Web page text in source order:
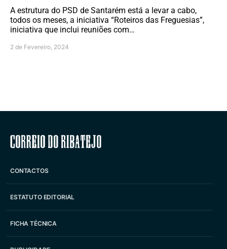
A estrutura do PSD de Santarém está a levar a cabo,
todos os meses, a iniciativa “Roteiros das Freguesias”,
iniciativa que inclui reuniões com…
2 de Fevereiro, 2024
Correio do Ribatejo
CONTACTOS
ESTATUTO EDITORIAL
FICHA TÉCNICA